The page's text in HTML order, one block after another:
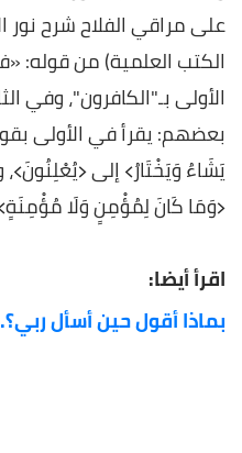
الكتب العلمية) من قوله:
الأولى بـ"الكافرون"، وفي
بعضهم: يقرأ في الأولى
يَشَاءُ وَيَخْتَارُ﴾ إلى
﴿وَمَا كَانَ لِمُؤْمِنٍ وَلَا
اقرأ أيضا:
بماذا أقول حين أسأل